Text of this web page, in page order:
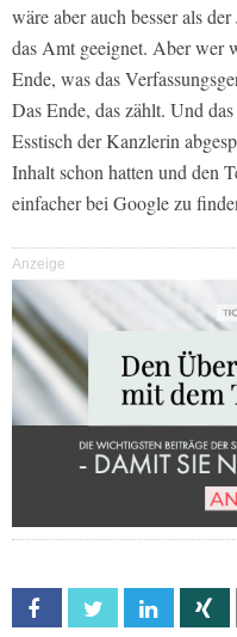
wäre aber auch besser als
das Amt geeignet. Aber wer
Ende, was das
Das Ende, das zählt. Und
Esstisch der Kanzlerin
Inhalt schon hatten und den
einfacher bei Google zu
Anzeige
Facebook Twitter Linkedin